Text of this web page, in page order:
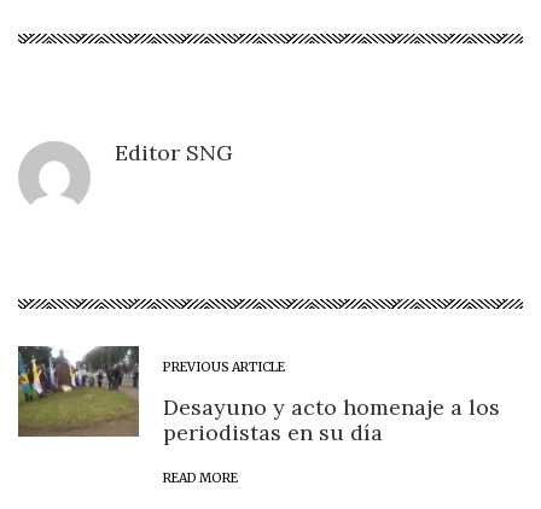
Editor SNG
PREVIOUS ARTICLE
Desayuno y acto homenaje a los
periodistas en su día
READ MORE